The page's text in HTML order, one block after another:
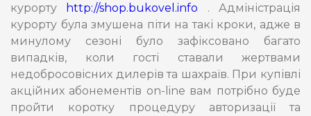
курорту
http://shop.bukovel.info . Адміністрація
курорту була змушена піти на такі кроки, адже в
минулому сезоні було зафіксовано багато
випадків, коли гості ставали жертвами
недобросовісних дилерів та шахраїв. При купівлі
акційних абонементів on-line вам потрібно буде
пройти коротку процедуру авторизації та